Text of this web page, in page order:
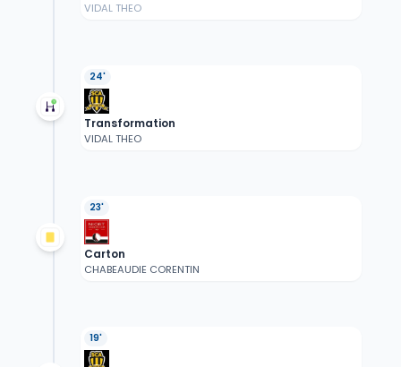
VIDAL THEO
24'
Transformation
VIDAL THEO
23'
Carton
CHABEAUDIE CORENTIN
19'